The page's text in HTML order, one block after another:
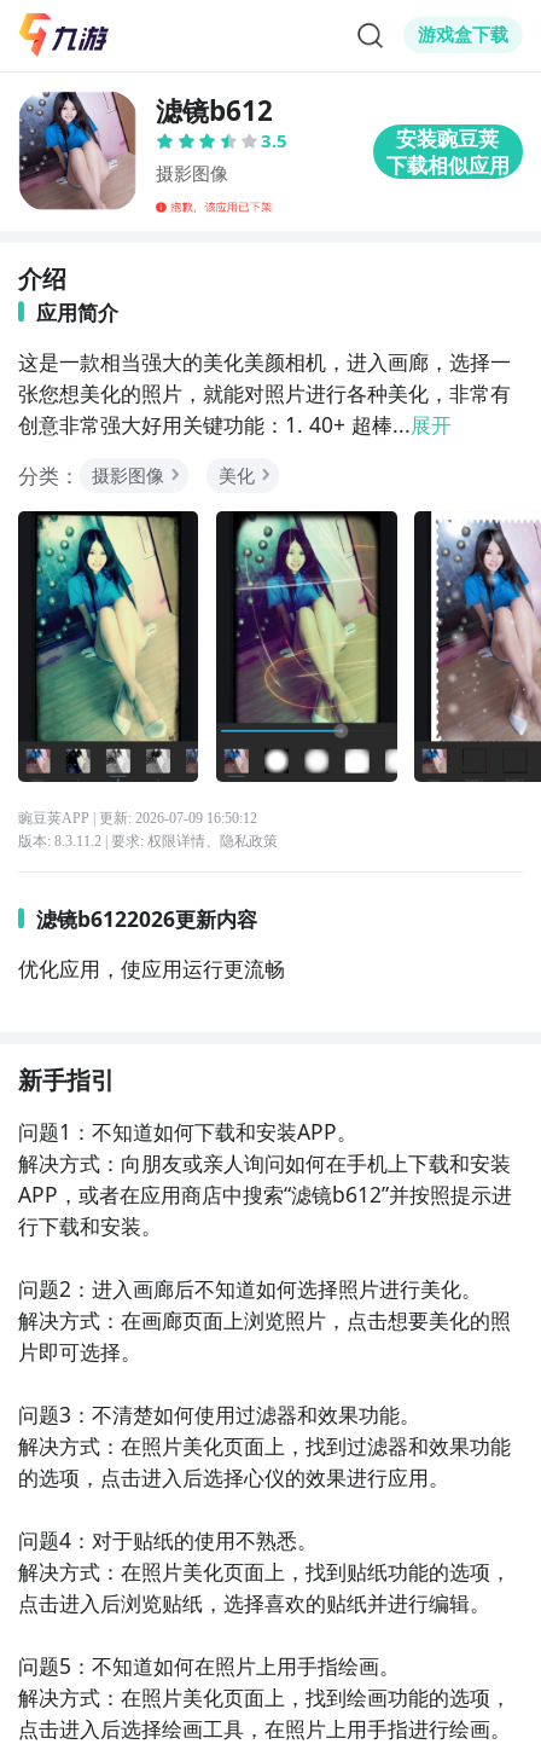
游戏盒下载
滤镜b612
3.5
摄影图像
介绍
应用简介
这是一款相当强大的美化美颜相机，进入画廊，选择一
张您想美化的照片，就能对照片进行各种美化，非常有
创意非常强大好用关键功能：1. 40+ 超棒...展开
分类：
摄影图像 美化
豌豆荚APP | 更新: 2026-07-09 16:50:12
版本: 8.3.11.2| 要求: 权限详情、 隐私政策
滤镜b6122026更新内容
优化应用，使应用运行更流畅
新手指引
问题1：不知道如何下载和安装APP。
解决方式：向朋友或亲人询问如何在手机上下载和安装
APP，或者在应用商店中搜索“滤镜b612”并按照提示进
行下载和安装。
问题2：进入画廊后不知道如何选择照片进行美化。
解决方式：在画廊页面上浏览照片，点击想要美化的照
片即可选择。
问题3：不清楚如何使用过滤器和效果功能。
解决方式：在照片美化页面上，找到过滤器和效果功能
的选项，点击进入后选择心仪的效果进行应用。
问题4：对于贴纸的使用不熟悉。
解决方式：在照片美化页面上，找到贴纸功能的选项，
点击进入后浏览贴纸，选择喜欢的贴纸并进行编辑。
问题5：不知道如何在照片上用手指绘画。
解决方式：在照片美化页面上，找到绘画功能的选项，
点击进入后选择绘画工具，在照片上用手指进行绘画。